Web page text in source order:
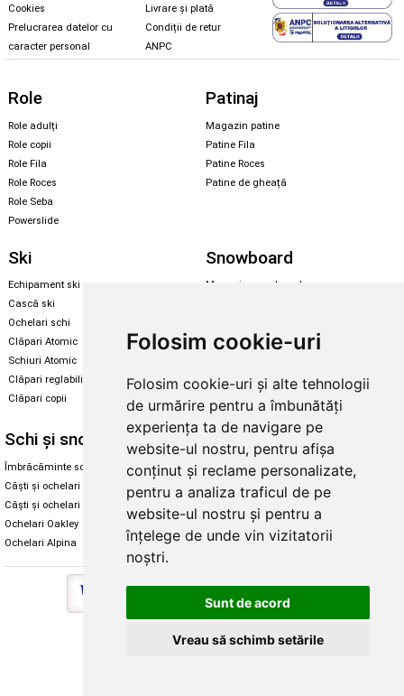
Folosim cookie-uri
Folosim cookie-uri și alte tehnologii
de urmărire pentru a îmbunătăți
experiența ta de navigare pe
website-ul nostru, pentru afișa
conținut și reclame personalizate,
pentru a analiza traficul de pe
website-ul nostru și pentru a
înțelege de unde vin vizitatorii
noștri.
Sunt de acord
Vreau să schimb setările
Cookies
Prelucrarea datelor cu
caracter personal
Livrare și plată
Condiții de retur
ANPC
Role
Role adulți
Role copii
Role Fila
Role Roces
Role Seba
Powerslide
Patinaj
Magazin patine
Patine Fila
Patine Roces
Patine de gheață
Ski
Echipament ski
Cască ski
Ochelari schi
Clăpari Atomic
Schiuri Atomic
Clăpari reglabili
Clăpari copii
Snowboard
Magazin snowboard
Santa Cruz
Enuff Skateboards
Schi și snowboard
Îmbrăcăminte schi și snowboard
Căști și ochelari de iarnă
Căști și ochelari Alpina
Ochelari Oakley
Ochelari Alpina
Diverse
Cum aleg rolele
Cum aleg ochelarii
Ochelari de soare Alpina
Intretinere manusi
Copyright © 2026 Skates.ro | SC Zmart Skating SRL